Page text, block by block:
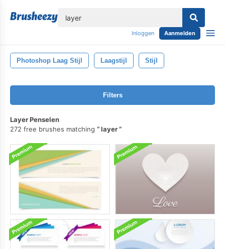
Inloggen Aanmelden
Photoshop Laag Stijl Laagstijl Stijl
Filters
Layer Penselen
272 free brushes matching
layer